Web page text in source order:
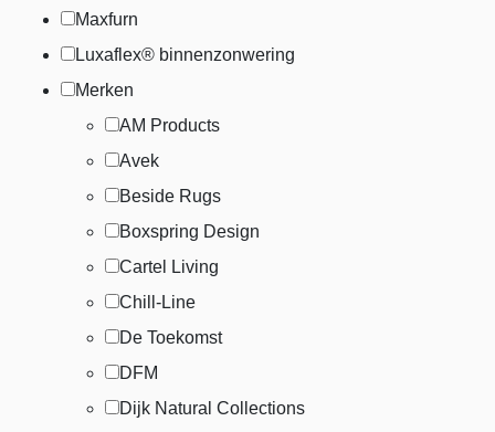
Maxfurn
Luxaflex® binnenzonwering
Merken
AM Products
Avek
Beside Rugs
Boxspring Design
Cartel Living
Chill-Line
De Toekomst
DFM
Dijk Natural Collections